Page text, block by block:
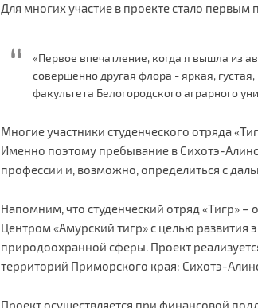
Для многих участие в проекте стало
«Первое впечатление, когда я вышла из
совершенно другая флора - яркая,
факультета Белогородского аграрного
Многие участники студенческого отряда
Именно поэтому пребывание в Сихотэ-
профессии и, возможно, определиться с
Напомним, что студенческий отряд «Тигр» –
Центром «Амурский тигр» с целью развития
природоохранной сферы. Проект
территорий Приморского края: Сихотэ-
Проект осуществляется при финансовой